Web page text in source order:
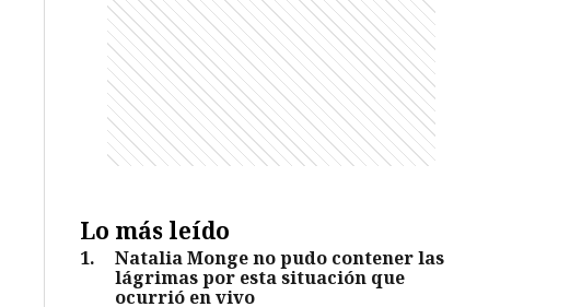
Lo más leído
1.
Natalia Monge no pudo contener las
lágrimas por esta situación que
ocurrió en vivo